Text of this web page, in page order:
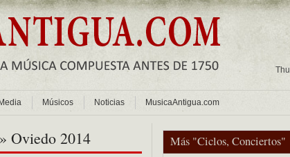
Media Músicos Noticias MusicaAntigua.com
Más "Ciclos, Conciertos"
Oviedo 2014